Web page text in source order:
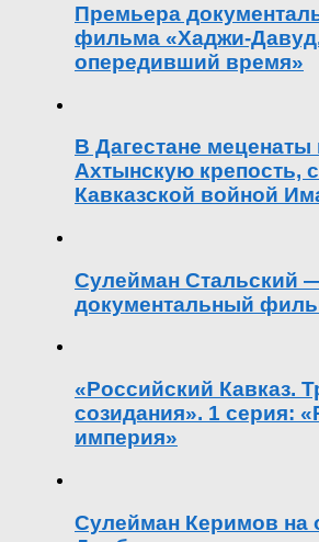
Премьера
фильма «Хаджи-
опередивший время»
В Дагестане меценаты
Ахтынскую крепость,
Кавказской войной
Сулейман Стальский
документальный
«Российский Кавказ.
созидания». 1 серия:
империя»
Сулейман Керимов на